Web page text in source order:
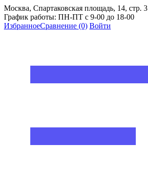
Москва, Спартаковская площадь, 14, стр. 3
График работы: ПН-ПТ с 9-00 до 18-00
ИзбранноеСравнение (0) Войти